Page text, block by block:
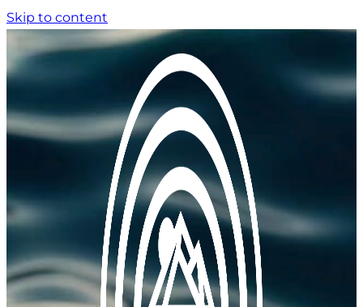
Skip to content